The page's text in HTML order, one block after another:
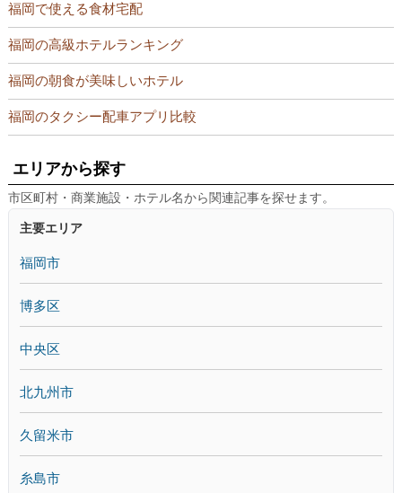
福岡で使える食材宅配
福岡の高級ホテルランキング
福岡の朝食が美味しいホテル
福岡のタクシー配車アプリ比較
エリアから探す
市区町村・商業施設・ホテル名から関連記事を探せます。
主要エリア
福岡市
博多区
中央区
北九州市
久留米市
糸島市